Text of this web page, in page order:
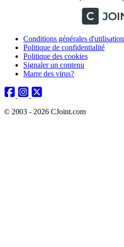
Conditions générales d'utilisation
Politique de confidentialité
Politique des cookies
Signaler un contenu
Marre des virus?
© 2003 - 2026 CJoint.com